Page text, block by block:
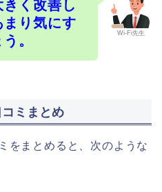
Wi-Fi先生
く改善し
り気にす
。
ミまとめ
をまとめると、次のような